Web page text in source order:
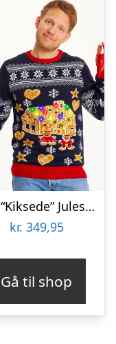
Den “Kiksede” Julesweater – herre / mænd
kr. 349,95
Gå til shop